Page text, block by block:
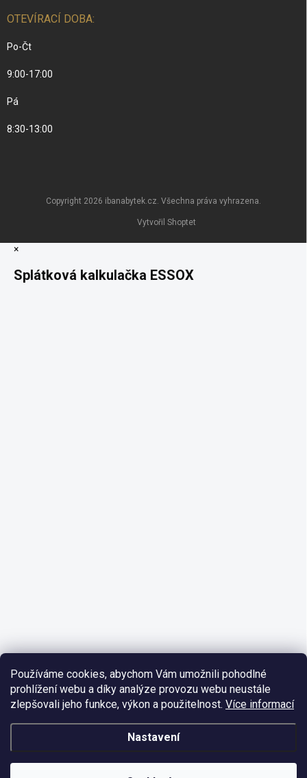
Používáme cookies, abychom Vám umožnili pohodlné
prohlížení webu a díky analýze provozu webu neustále
zlepšovali jeho funkce, výkon a použitelnost. Více informací
Nastavení
OTEVÍRACÍ DOBA:
Po-Čt
9:00-17:00
Pá
8:30-13:00
Vytvořil Shoptet
Copyright 2026 ibanabytek.cz. Všechna práva vyhrazena.
×
Splátková kalkulačka ESSOX